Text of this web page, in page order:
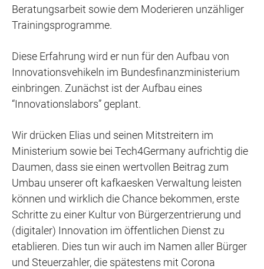
Beratungsarbeit sowie dem Moderieren unzähliger
Trainingsprogramme.
Diese Erfahrung wird er nun für den Aufbau von
Innovationsvehikeln im Bundesfinanzministerium
einbringen. Zunächst ist der Aufbau eines
“Innovationslabors” geplant.
Wir drücken Elias und seinen Mitstreitern im
Ministerium sowie bei Tech4Germany aufrichtig die
Daumen, dass sie einen wertvollen Beitrag zum
Umbau unserer oft kafkaesken Verwaltung leisten
können und wirklich die Chance bekommen, erste
Schritte zu einer Kultur von Bürgerzentrierung und
(digitaler) Innovation im öffentlichen Dienst zu
etablieren. Dies tun wir auch im Namen aller Bürger
und Steuerzahler, die spätestens mit Corona